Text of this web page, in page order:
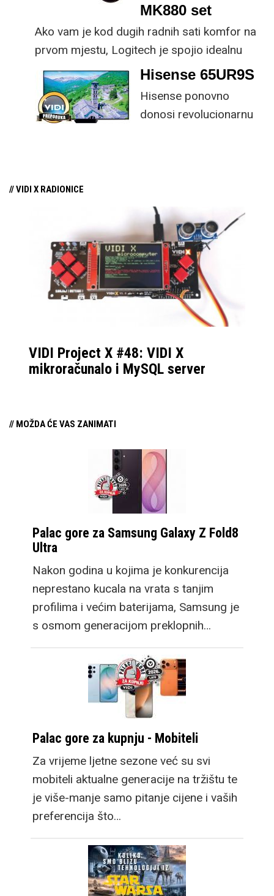
MK880 set
Ako vam je kod dugih radnih sati komfor na
prvom mjestu, Logitech je spojio idealnu
kombinaciju tipkovnice i miša s naprednim
funkcijama.
Hisense 65UR9S
Hisense ponovno
donosi revolucionarnu
// VIDI X RADIONICE
VIDI Project X #48: VIDI X
mikroračunalo i MySQL server
// MOŽDA ĆE VAS ZANIMATI
Palac gore za Samsung Galaxy Z Fold8
Ultra
Nakon godina u kojima je konkurencija
neprestano kucala na vrata s tanjim
profilima i većim baterijama, Samsung je
s osmom generacijom preklopnih…
Palac gore za kupnju - Mobiteli
Za vrijeme ljetne sezone već su svi
mobiteli aktualne generacije na tržištu te
je više-manje samo pitanje cijene i vaših
preferencija što…